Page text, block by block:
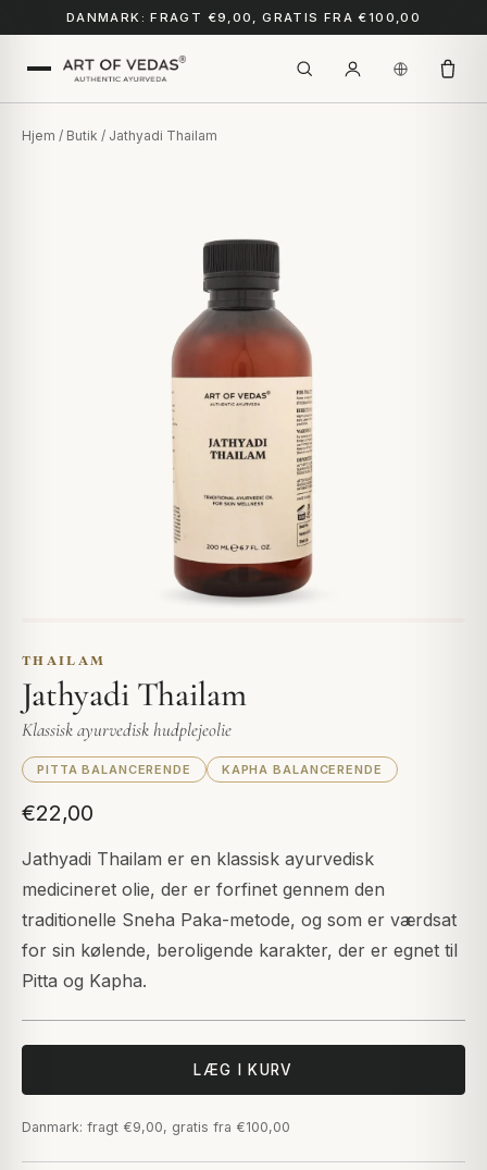
DANMARK: FRAGT €9,00, GRATIS FRA €100,00
Hjem / Butik / Jathyadi Thailam
THAILAM
Jathyadi Thailam
Klassisk ayurvedisk hudplejeolie
PITTA BALANCERENDE KAPHA BALANCERENDE
€22,00
Jathyadi Thailam er en klassisk ayurvedisk
medicineret olie, der er forfinet gennem den
traditionelle Sneha Paka-metode, og som er værdsat
for sin kølende, beroligende karakter, der er egnet til
Pitta og Kapha.
LÆG I KURV
Danmark: fragt €9,00, gratis fra €100,00